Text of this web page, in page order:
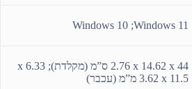
Windows 11‏; Windows 10
11.5 x‏ 3.62 מ”מ (עכבר)